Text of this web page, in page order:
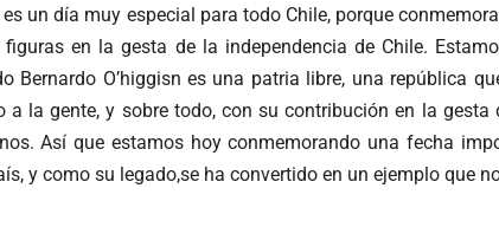
un día muy especial para todo Chile, porque
en la gesta de la independencia de Chile.
Bernardo O’higgisn es una patria libre, una república
la gente, y sobre todo, con su contribución en la
Así que estamos hoy conmemorando una fecha
y como su legado,se ha convertido en un ejemplo que